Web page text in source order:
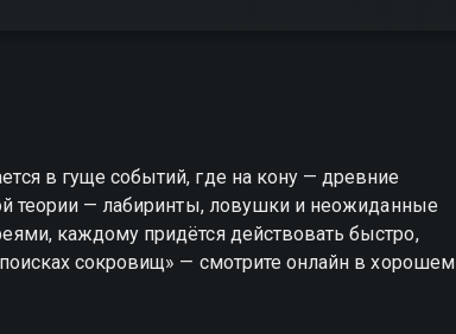
в гуще событий, где на кону — древние
теории — лабиринты, ловушки и неожиданные
каждому придётся действовать быстро,
сокровищ» — смотрите онлайн в хорошем